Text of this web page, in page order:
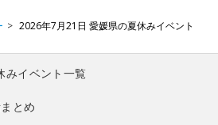
2026年7月21日 愛媛県の夏休みイベント
みイベント一覧
とめ